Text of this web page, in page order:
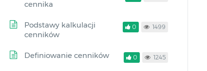
cennika
Podstawy kalkulacji
cenników
0 1499
Definiowanie cenników 0 1245